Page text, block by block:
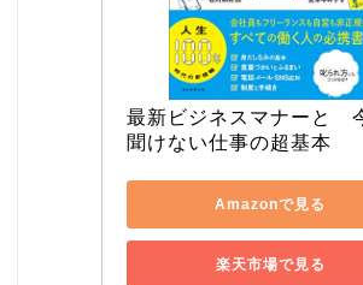
最新ビジネスマナーと　
聞けない仕事の超基本
Amazonで見る
楽天市場で見る